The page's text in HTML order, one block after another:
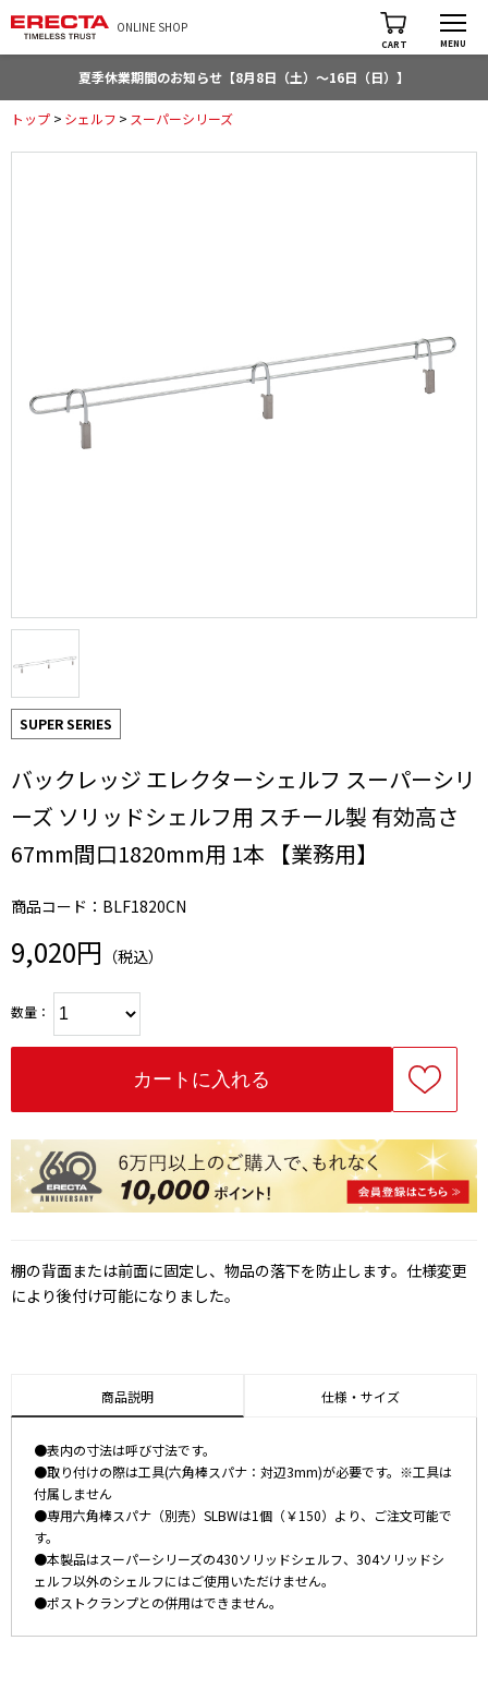
ONLINE SHOP
CART MENU
夏季休業期間のお知らせ【8月8日（土）～16日（日）】
トップ > シェルフ > スーパーシリーズ
SUPER SERIES
バックレッジ エレクターシェルフ スーパーシリ
ーズ ソリッドシェルフ用 スチール製 有効高さ
67mm間口1820mm用 1本 【業務用】
商品コード：BLF1820CN
9,020円 （税込）
数量：
棚の背面または前面に固定し、物品の落下を防止します。仕様変更
により後付け可能になりました。
商品説明 仕様・サイズ
●表内の寸法は呼び寸法です。
●取り付けの際は工具(六角棒スパナ：対辺3mm)が必要です。※工具は
付属しません
●専用六角棒スパナ（別売）SLBWは1個（￥150）より、ご注文可能で
す。
●本製品はスーパーシリーズの430ソリッドシェルフ、304ソリッドシ
ェルフ以外のシェルフにはご使用いただけません。
●ポストクランプとの併用はできません。